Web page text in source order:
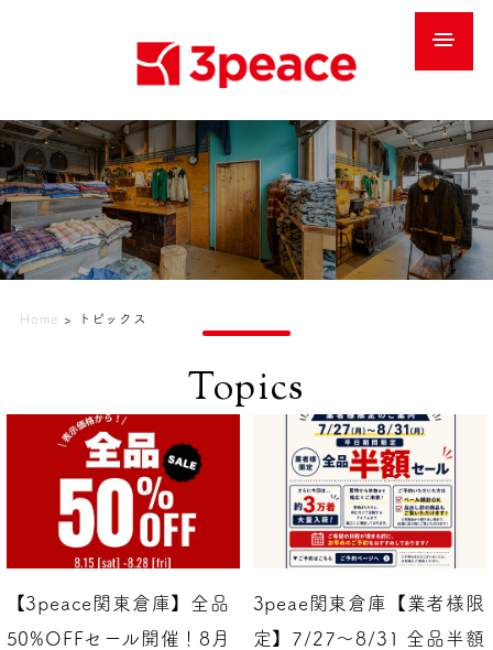
Home > トピックス
Topics
【3peace関東倉庫】全品
50%OFFセール開催！8月
3peae関東倉庫【業者様限
定】7/27〜8/31 全品半額